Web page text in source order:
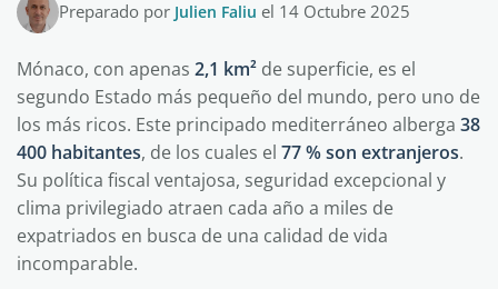
Preparado por Julien Faliu el 14 Octubre 2025
Mónaco, con apenas 2,1 km² de superficie, es el
segundo Estado más pequeño del mundo, pero uno de
los más ricos. Este principado mediterráneo alberga 38
400 habitantes, de los cuales el 77 % son extranjeros.
Su política fiscal ventajosa, seguridad excepcional y
clima privilegiado atraen cada año a miles de
expatriados en busca de una calidad de vida
incomparable.